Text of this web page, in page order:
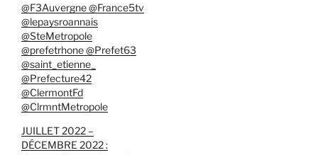
@F3Auvergne @France5tv
@lepaysroannais
@SteMetropole
@prefetrhone @Prefet63
@saint_etienne_
@Prefecture42
@ClermontFd
@ClrmntMetropole
JUILLET 2022 –
DÉCEMBRE 2022 :